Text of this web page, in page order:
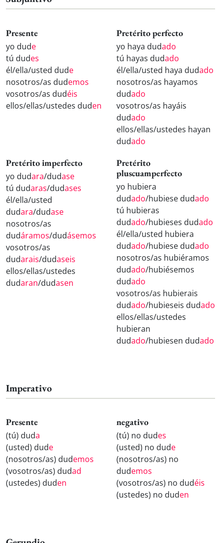
Presente
yo dude
tú dudes
él/ella/usted dude
nosotros/as dudemos
vosotros/as dudéis
ellos/ellas/ustedes duden
Pretérito perfecto
yo haya dudado
tú hayas dudado
él/ella/usted haya dudado
nosotros/as hayamos
dudado
vosotros/as hayáis
dudado
ellos/ellas/ustedes hayan
dudado
Pretérito imperfecto
yo dudara/dudase
tú dudaras/dudases
él/ella/usted
dudara/dudase
nosotros/as
dudáramos/dudásemos
vosotros/as
dudarais/dudaseis
ellos/ellas/ustedes
dudaran/dudasen
Pretérito
pluscuamperfecto
yo hubiera
dudado/hubiese dudado
tú hubieras
dudado/hubieses dudado
él/ella/usted hubiera
dudado/hubiese dudado
nosotros/as hubiéramos
dudado/hubiésemos
dudado
vosotros/as hubierais
dudado/hubieseis dudado
ellos/ellas/ustedes
hubieran
dudado/hubiesen dudado
Imperativo
Presente
(tú) duda
(usted) dude
(nosotros/as) dudemos
(vosotros/as) dudad
(ustedes) duden
negativo
(tú) no dudes
(usted) no dude
(nosotros/as) no
dudemos
(vosotros/as) no dudéis
(ustedes) no duden